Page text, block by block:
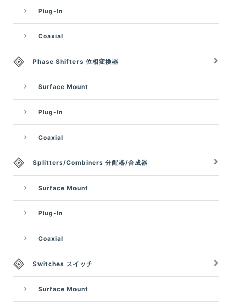
Plug-In
Coaxial
Phase Shifters 位相変換器
Surface Mount
Plug-In
Coaxial
Splitters/Combiners 分配器/合成器
Surface Mount
Plug-In
Coaxial
Switches スイッチ
Surface Mount